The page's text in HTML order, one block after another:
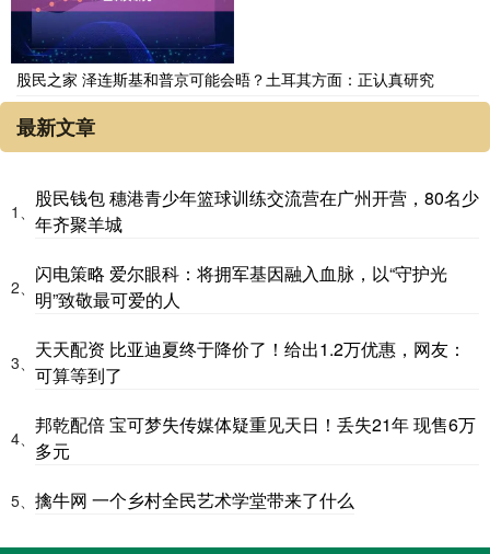
股民之家 泽连斯基和普京可能会晤？土耳其方面：正认真研究
最新文章
1、
股民钱包 穗港青少年篮球训练交流营在广州开营，80名少
年齐聚羊城
2、
闪电策略 爱尔眼科：将拥军基因融入血脉，以“守护光
明”致敬最可爱的人
3、
天天配资 比亚迪夏终于降价了！给出1.2万优惠，网友：
可算等到了
4、
邦乾配倍 宝可梦失传媒体疑重见天日！丢失21年 现售6万
多元
5、 擒牛网 一个乡村全民艺术学堂带来了什么